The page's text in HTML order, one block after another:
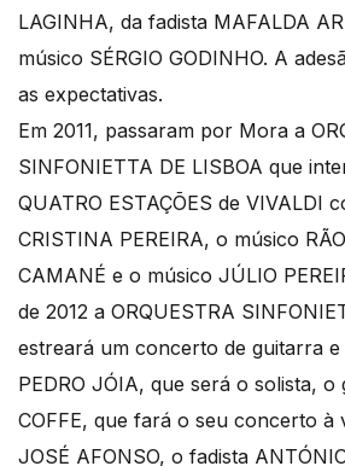
LAGINHA, da fadista MAFALDA
músico SÉRGIO GODINHO. A
as expectativas.
Em 2011, passaram por Mora a
SINFONIETTA DE LISBOA que
QUATRO ESTAÇÕES de VIVALDI
CRISTINA PEREIRA, o músico
CAMANÉ e o músico JÚLIO
de 2012 a ORQUESTRA
estreará um concerto de guitarra
PEDRO JÓIA, que será o solista, o
COFFE, que fará o seu concerto à
JOSÉ AFONSO, o fadista